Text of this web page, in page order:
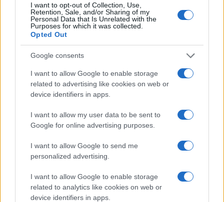
I want to opt-out of Collection, Use,
Retention, Sale, and/or Sharing of my
Personal Data that Is Unrelated with the
Purposes for which it was collected.
Opted Out
Google consents
I want to allow Google to enable storage
related to advertising like cookies on web or
device identifiers in apps.
I want to allow my user data to be sent to
Google for online advertising purposes.
I want to allow Google to send me
personalized advertising.
I want to allow Google to enable storage
related to analytics like cookies on web or
device identifiers in apps.
ΑΓΡΟΤΕΣ ΟΠΕΚΕΠΕ
ΔΙΑΒΑΣΤΕ ΑΚΟΜΑ